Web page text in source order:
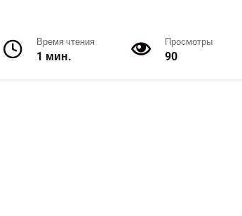
Время чтения
1 мин.
Просмотры
90